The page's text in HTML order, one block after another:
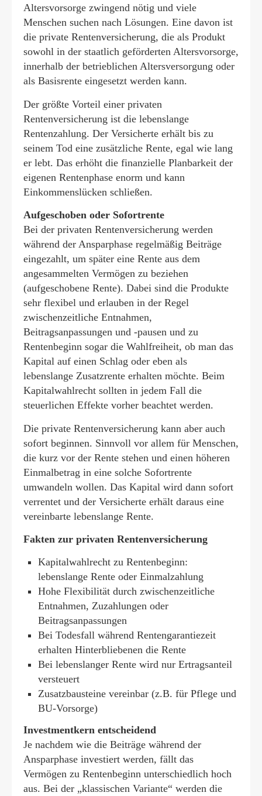
Alters­vorsorge zwingend nötig und viele
Menschen suchen nach Lösungen. Eine davon ist
die private Rentenversicherung, die als Produkt
sowohl in der staatlich geförderten Alters­vorsorge,
innerhalb der betrieblichen Altersversorgung oder
als Basisrente eingesetzt werden kann.
Der größte Vorteil einer privaten
Rentenversicherung ist die lebenslange
Rentenzahlung. Der Versicherte erhält bis zu
seinem Tod eine zusätzliche Rente, egal wie lang
er lebt. Das erhöht die finanzielle Planbarkeit der
eigenen Rentenphase enorm und kann
Einkommenslücken schließen.
Aufgeschoben oder Sofortrente
Bei der privaten Rentenversicherung werden
während der Ansparphase regelmäßig Beiträge
eingezahlt, um später eine Rente aus dem
angesammelten Vermögen zu beziehen
(aufgeschobene Rente). Dabei sind die Produkte
sehr flexibel und erlauben in der Regel
zwischenzeitliche Entnahmen,
Beitragsanpassungen und -pausen und zu
Rentenbeginn sogar die Wahlfreiheit, ob man das
Kapital auf einen Schlag oder eben als
lebenslange Zusatzrente erhalten möchte. Beim
Kapitalwahlrecht sollten in jedem Fall die
steuerlichen Effekte vorher beachtet werden.
Die private Rentenversicherung kann aber auch
sofort beginnen. Sinnvoll vor allem für Menschen,
die kurz vor der Rente stehen und einen höheren
Einmalbetrag in eine solche Sofortrente
umwandeln wollen. Das Kapital wird dann sofort
verrentet und der Versicherte erhält daraus eine
vereinbarte lebenslange Rente.
Fakten zur privaten Rentenversicherung
Kapitalwahlrecht zu Rentenbeginn:
lebenslange Rente oder Einmalzahlung
Hohe Flexibilität durch zwischenzeitliche
Entnahmen, Zuzahlungen oder
Beitragsanpassungen
Bei Todesfall während Rentengarantiezeit
erhalten Hinterbliebenen die Rente
Bei lebenslanger Rente wird nur Ertragsanteil
versteuert
Zusatzbausteine vereinbar (z.B. für Pflege und
BU-Vorsorge)
Investmentkern entscheidend
Je nachdem wie die Beiträge während der
Ansparphase investiert werden, fällt das
Vermögen zu Rentenbeginn unterschiedlich hoch
aus. Bei der „klassischen Variante“ werden die